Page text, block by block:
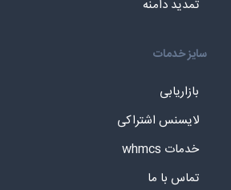
تمدید دامنه
سایز خدمات
بازاریابی
لایسنس اشتراکی
خدمات whmcs
تماس با ما